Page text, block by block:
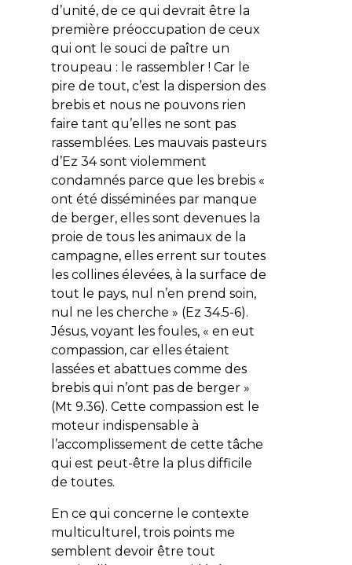
d’unité, de ce qui devrait être la
première préoccupation de ceux
qui ont le souci de paître un
troupeau : le rassembler ! Car le
pire de tout, c’est la dispersion des
brebis et nous ne pouvons rien
faire tant qu’elles ne sont pas
rassemblées. Les mauvais pasteurs
d’Ez 34 sont violemment
condamnés parce que les brebis «
ont été disséminées par manque
de berger, elles sont devenues la
proie de tous les animaux de la
campagne, elles errent sur toutes
les collines élevées, à la surface de
tout le pays, nul n’en prend soin,
nul ne les cherche » (Ez 34.5-6).
Jésus, voyant les foules, « en eut
compassion, car elles étaient
lassées et abattues comme des
brebis qui n’ont pas de berger»
(Mt 9.36). Cette compassion est le
moteur indispensable à
l’accomplissement de cette tâche
qui est peut-être la plus difficile
de toutes.
En ce qui concerne le contexte
multiculturel, trois points me
semblent devoir être tout